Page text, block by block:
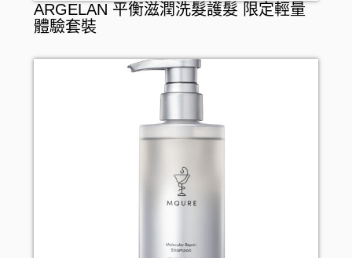
ARGELAN 平衡滋潤洗髮護髮 限定輕量
體驗套裝